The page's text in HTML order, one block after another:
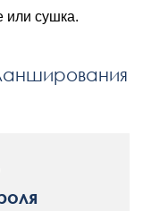
или сушка.